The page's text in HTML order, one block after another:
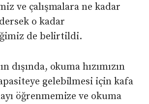
ve çalışmalara ne kadar
o kadar
de belirtildi.
dışında, okuma hızımızın
gelebilmesi için kafa
öğrenmemize ve okuma